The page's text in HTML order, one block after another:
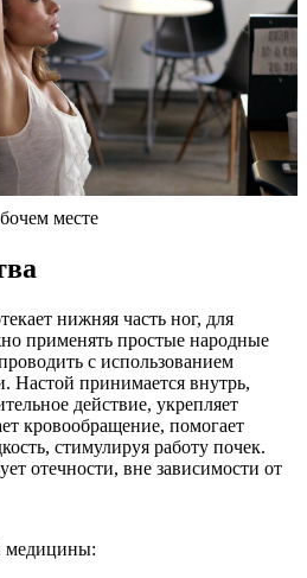
месте
нижняя часть ног, для
применять простые народные
с использованием
Настой принимается внутрь,
действие, укрепляет
кровообращение, помогает
стимулируя работу почек.
отечности, вне зависимости от
медицины: